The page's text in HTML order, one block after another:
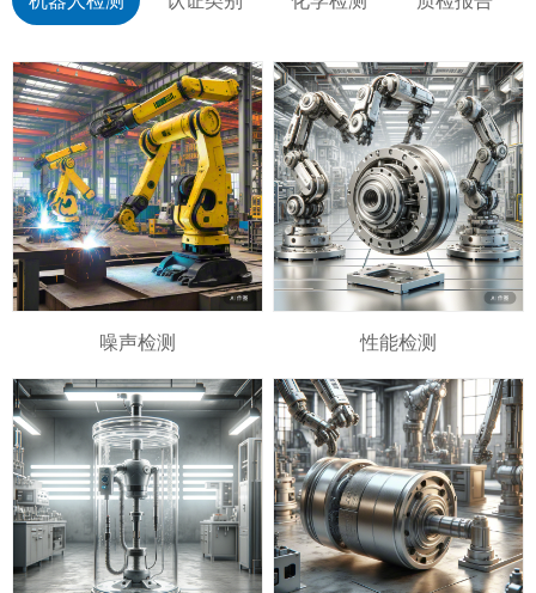
噪声检测 性能检测